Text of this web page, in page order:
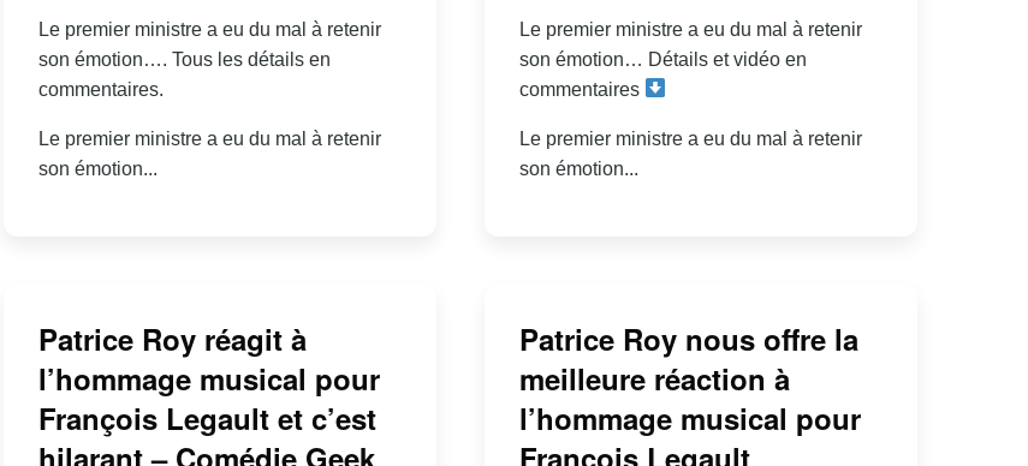
Le premier ministre a eu du mal à retenir
son émotion…. Tous les détails en
commentaires.
Le premier ministre a eu du mal à retenir
son émotion...
Le premier ministre a eu du mal à retenir
son émotion… Détails et vidéo en
commentaires
Le premier ministre a eu du mal à retenir
son émotion...
Patrice Roy réagit à
l’hommage musical pour
François Legault et c’est
hilarant – Comédie Geek
Patrice Roy nous offre la
meilleure réaction à
l’hommage musical pour
François Legault